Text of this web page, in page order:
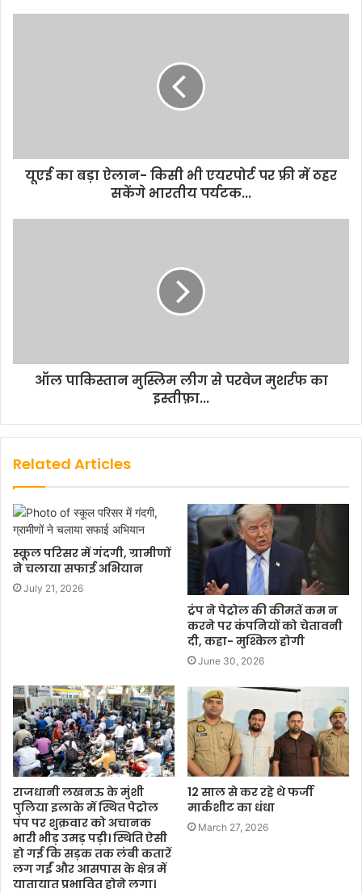
यूएई का बड़ा ऐलान- किसी भी एयरपोर्ट पर फ्री में ठहर
सकेंगे भारतीय पर्यटक...
ऑल पाकिस्तान मुस्लिम लीग से परवेज मुशर्रफ का
इस्तीफ़ा...
Related Articles
स्कूल परिसर में गंदगी, ग्रामीणों
ने चलाया सफाई अभियान
July 21, 2026
ट्रंप ने पेट्रोल की कीमतें कम न
करने पर कंपनियों को चेतावनी
दी, कहा- मुश्किल होगी
June 30, 2026
राजधानी लखनऊ के मुंशी
पुलिया इलाके में स्थित पेट्रोल
पंप पर शुक्रवार को अचानक
भारी भीड़ उमड़ पड़ी। स्थिति ऐसी
हो गई कि सड़क तक लंबी कतारें
लग गईं और आसपास के क्षेत्र में
यातायात प्रभावित होने लगा।
12 साल से कर रहे थे फर्जी
मार्कशीट का धंधा
March 27, 2026